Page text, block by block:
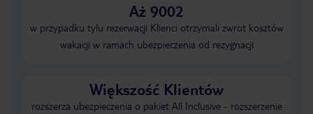
Aż 9002
w przypadku tylu rezerwacji Klienci otrzymali zwrot kosztów
wakacji w ramach ubezpieczenia od rezygnacji
Większość Klientów
rozszerza ubezpieczenia o pakiet All Inclusive - rozszerzenie